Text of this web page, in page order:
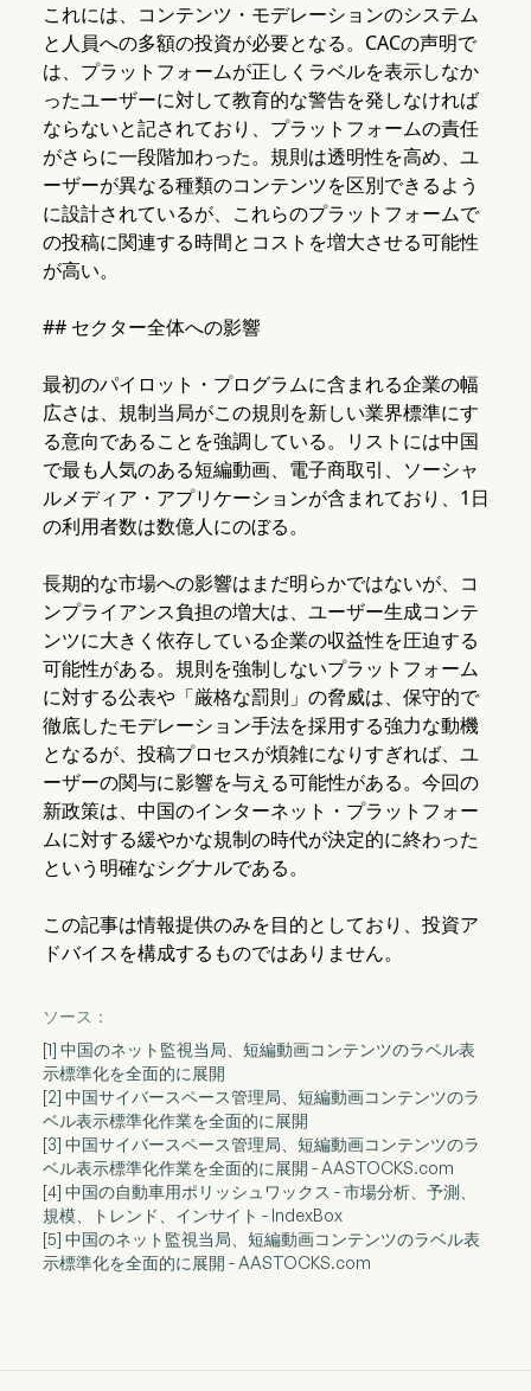
これには、コンテンツ・モデレーションのシステム
と人員への多額の投資が必要となる。CACの声明で
は、プラットフォームが正しくラベルを表示しなか
ったユーザーに対して教育的な警告を発しなければ
ならないと記されており、プラットフォームの責任
がさらに一段階加わった。規則は透明性を高め、ユ
ーザーが異なる種類のコンテンツを区別できるよう
に設計されているが、これらのプラットフォームで
の投稿に関連する時間とコストを増大させる可能性
が高い。
## セクター全体への影響
最初のパイロット・プログラムに含まれる企業の幅
広さは、規制当局がこの規則を新しい業界標準にす
る意向であることを強調している。リストには中国
で最も人気のある短編動画、電子商取引、ソーシャ
ルメディア・アプリケーションが含まれており、1日
の利用者数は数億人にのぼる。
長期的な市場への影響はまだ明らかではないが、コ
ンプライアンス負担の増大は、ユーザー生成コンテ
ンツに大きく依存している企業の収益性を圧迫する
可能性がある。規則を強制しないプラットフォーム
に対する公表や「厳格な罰則」の脅威は、保守的で
徹底したモデレーション手法を採用する強力な動機
となるが、投稿プロセスが煩雑になりすぎれば、ユ
ーザーの関与に影響を与える可能性がある。今回の
新政策は、中国のインターネット・プラットフォー
ムに対する緩やかな規制の時代が決定的に終わった
という明確なシグナルである。
この記事は情報提供のみを目的としており、投資ア
ドバイスを構成するものではありません。
ソース：
[1] 中国のネット監視当局、短編動画コンテンツのラベル表
示標準化を全面的に展開
[2] 中国サイバースペース管理局、短編動画コンテンツのラ
ベル表示標準化作業を全面的に展開
[3] 中国サイバースペース管理局、短編動画コンテンツのラ
ベル表示標準化作業を全面的に展開 - AASTOCKS.com
[4] 中国の自動車用ポリッシュワックス - 市場分析、予測、
規模、トレンド、インサイト - IndexBox
[5] 中国のネット監視当局、短編動画コンテンツのラベル表
示標準化を全面的に展開 - AASTOCKS.com